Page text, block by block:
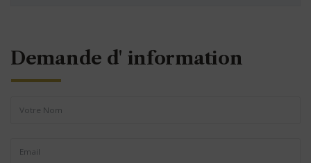
Demande d' information